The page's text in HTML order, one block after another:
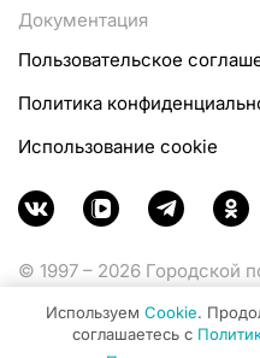
Документация
Пользовательское
Политика
Использование cookie
© 1997 – 2026 Городской
Министерства цифрового
коммуникаций
Используем Cookie.
соглашаетесь с